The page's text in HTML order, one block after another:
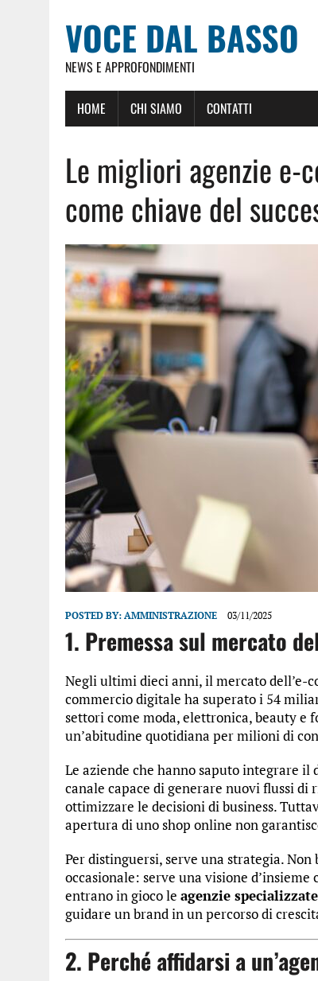
VOCE DAL BASSO
NEWS E APPROFONDIMENTI
HOME CHI SIAMO CONTATTI
Le migliori agenzie
come chiave del
POSTED BY: AMMINISTRAZIONE 03/11/2025
1. Premessa sul mercato
Negli ultimi dieci anni, il mercato dell’e-
commercio digitale ha superato i 54
settori come moda, elettronica, beauty e
un’abitudine quotidiana per milioni di
Le aziende che hanno saputo integrare
canale capace di generare nuovi flussi
ottimizzare le decisioni di business.
apertura di uno shop online non
Per distinguersi, serve una strategia.
occasionale: serve una visione d’insieme
entrano in gioco le agenzie
guidare un brand in un percorso di
2. Perché affidarsi a